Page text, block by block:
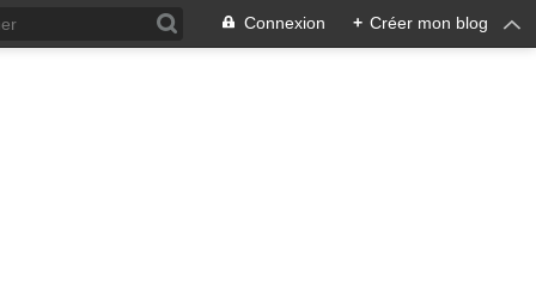
Connexion + Créer mon blog